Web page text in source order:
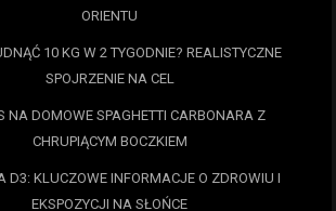
ORIENTU
10 KG W 2 TYGODNIE? REALISTYCZNE
SPOJRZENIE NA CEL
NA DOMOWE SPAGHETTI CARBONARA Z
CHRUPIĄCYM BOCZKIEM
D3: KLUCZOWE INFORMACJE O ZDROWIU I
EKSPOZYCJI NA SŁOŃCE